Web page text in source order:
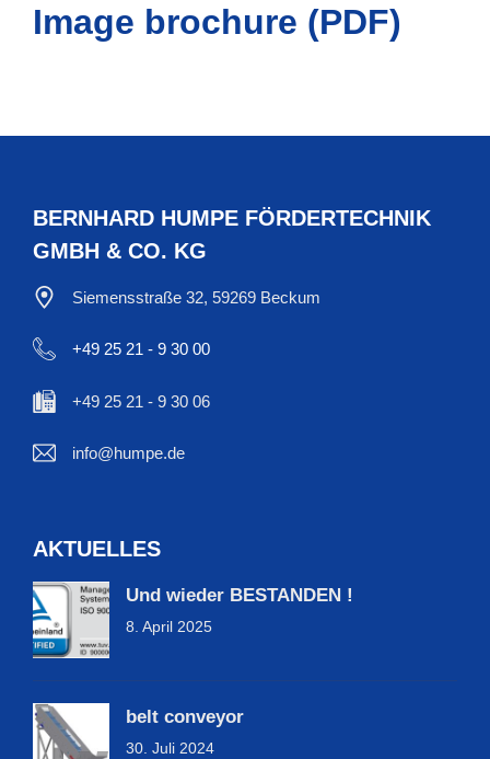
Image brochure (PDF)
BERNHARD HUMPE FÖRDERTECHNIK
GMBH & CO. KG
Siemensstraße 32, 59269 Beckum
+49 25 21 - 9 30 00
+49 25 21 - 9 30 06
info@humpe.de
AKTUELLES
Und wieder BESTANDEN !
8. April 2025
belt conveyor
30. Juli 2024